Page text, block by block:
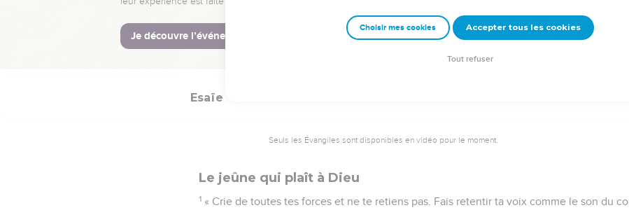
21 « Mais, a dit Dieu, il n’y a pas de paix pour les méchants. »
La Bible Du Semeur Copyright © 1992, 1999 by Biblica, Inc.® Used by permission. All rights
Esaïe
Seuls les Évangiles sont disponibles en vidéo pour le moment.
Le jeûne qui plaît à Dieu
1 « Crie de toutes tes forces et ne te retiens pas. Fais retentir ta voix comme le son du
Choisir mes cookies Accepter tous les cookies
Tout refuser